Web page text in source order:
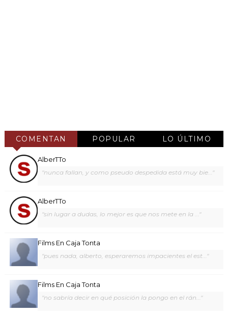
COMENTAN POPULAR LO ÚLTIMO
AlberTTo
"nunca fallan, y como pseudo despedida está muy bie..."
AlberTTo
"sin lugar a dudas, lo mejor es que nos mete en la ..."
Films En Caja Tonta
"pues nada, alberto, esperaremos impacientes el est..."
Films En Caja Tonta
"no sabría decir en qué posición la pongo en el rán..."